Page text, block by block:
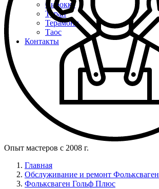
Сирокко
Туран
Терамонт
Таос
Контакты
Опыт мастеров с 2008 г.
Главная
Обслуживание и ремонт Фольксваген
Фольксваген Гольф Плюс